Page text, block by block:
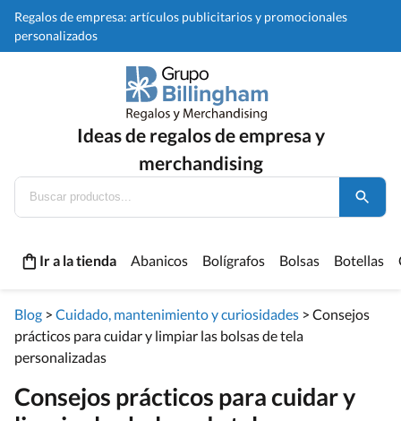
Regalos de empresa: artículos publicitarios y promocionales
personalizados
Ideas de regalos de empresa y
merchandising
Ir a la tienda Abanicos Bolígrafos Bolsas Botellas
Blog > Cuidado, mantenimiento y curiosidades > Consejos
prácticos para cuidar y limpiar las bolsas de tela
personalizadas
Consejos prácticos para cuidar y